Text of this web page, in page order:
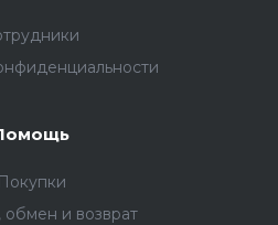
Покупки
обмен и возврат